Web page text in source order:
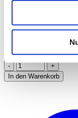
76% Polyamid, 21%
30°C
chem. reinigen, nicht
Größe
In den Warenkorb